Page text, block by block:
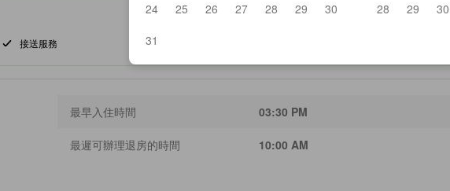
24
25 26 27 28 29
30
31
28
29 30
接送服務
最早入住時間 03:30 PM
最遲可辦理退房的時間 10:00 AM